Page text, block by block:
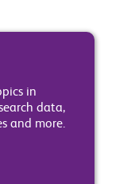
in
data,
and more.